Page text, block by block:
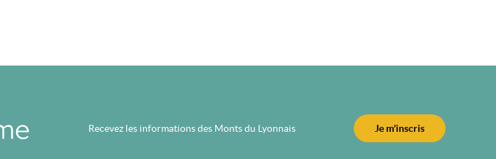
Recevez les informations des Monts du Lyonnais Je m'inscris